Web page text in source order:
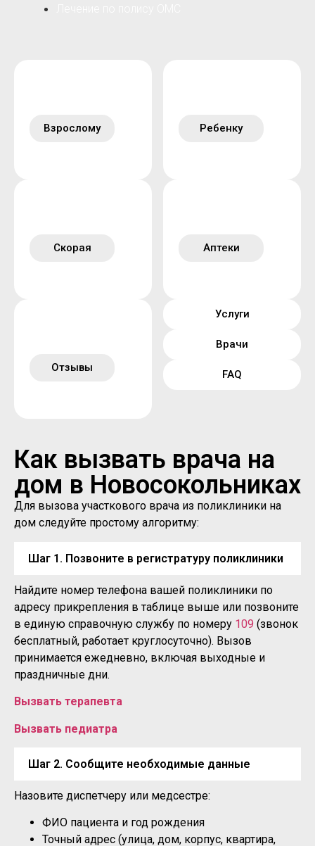
Взрослому Ребенку
Скорая Аптеки
Отзывы
Услуги
Врачи
FAQ
Как вызвать врача на
дом в Новосокольниках
Для вызова участкового врача из поликлиники на
дом следуйте простому алгоритму:
Шаг 1. Позвоните в регистратуру поликлиники
Найдите номер телефона вашей поликлиники по
адресу прикрепления в таблице выше или позвоните
в единую справочную службу по номеру 109 (звонок
бесплатный, работает круглосуточно). Вызов
принимается ежедневно, включая выходные и
праздничные дни.
Вызвать терапевта
Вызвать педиатра
Шаг 2. Сообщите необходимые данные
Назовите диспетчеру или медсестре:
ФИО пациента и год рождения
Точный адрес (улица, дом, корпус, квартира,